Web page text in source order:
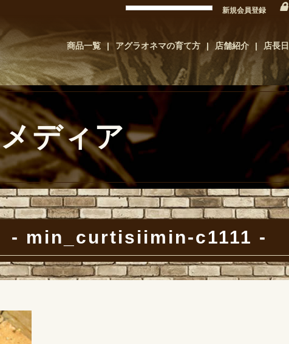
新規会員登録
商品一覧 アグラオネマの育て方 店舗紹介 店長
メディア
min_curtisiimin-c1111